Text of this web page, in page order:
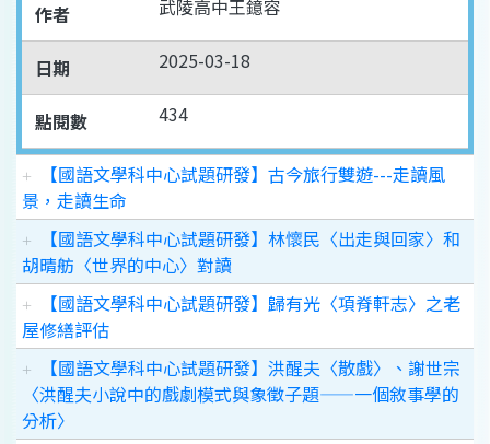
作者 武陵高中王鐿容
日期 2025-03-18
點閱數 434
【國語文學科中心試題研發】古今旅行雙遊---走讀風
景，走讀生命
【國語文學科中心試題研發】林懷民〈出走與回家〉和
胡晴舫〈世界的中心〉對讀
【國語文學科中心試題研發】歸有光〈項脊軒志〉之老
屋修繕評估
【國語文學科中心試題研發】洪醒夫〈散戲〉、謝世宗
〈洪醒夫小說中的戲劇模式與象徵子題——一個敘事學的
分析〉